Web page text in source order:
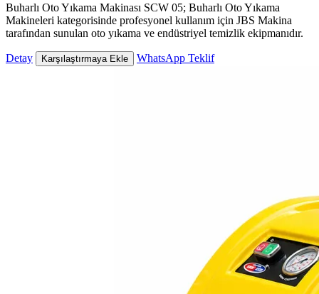
Buharlı Oto Yıkama Makinası SCW 05; Buharlı Oto Yıkama
Makineleri kategorisinde profesyonel kullanım için JBS Makina
tarafından sunulan oto yıkama ve endüstriyel temizlik ekipmanıdır.
Detay Karşılaştırmaya Ekle WhatsApp Teklif